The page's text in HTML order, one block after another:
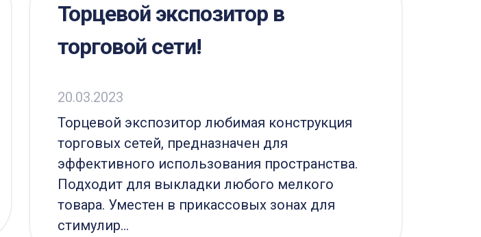
Торцевой экспозитор в
торговой сети!
20.03.2023
Торцевой экспозитор любимая конструкция
торговых сетей, предназначен для
эффективного использования пространства.
Подходит для выкладки любого мелкого
товара. Уместен в прикассовых зонах для
стимулир...